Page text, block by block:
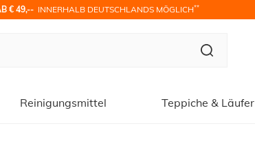
€ 49,-- INNERHALB DEUTSCHLANDS MÖGLICH**
Reinigungsmittel Teppiche & Läufer